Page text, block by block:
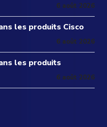
6 août 2026
les produits Cisco
6 août 2026
les produits
6 août 2026